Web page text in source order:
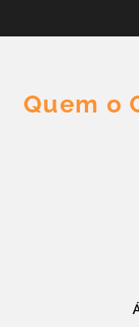
Quem o